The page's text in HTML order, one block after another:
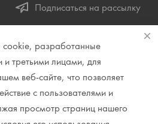
Подписаться на рассылку
11
ул. Хохрякова, д. 98, салон 27, ТЦ
вход с ул. Куйбышева
разработанные
третьими лицами, для
веб-сайте, что позволяет
с пользователями и
просмотр страниц нашего